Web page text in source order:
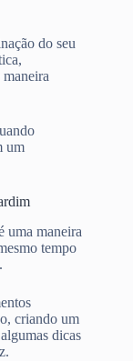
do seu
um
uma maneira
tempo
criando um
dicas